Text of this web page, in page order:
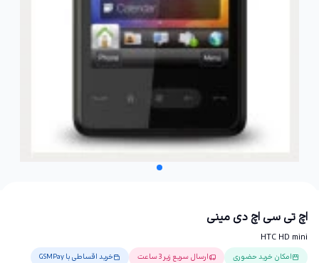
اچ تی سی اچ دی مینی
HTC HD mini
امکان خرید حضوری ارسال سریع زیر 3 ساعت خرید اقساطی با GSMPay